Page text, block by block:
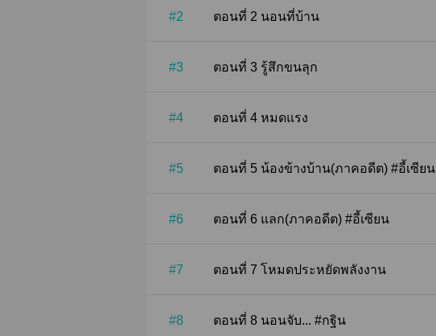
#2 ตอนที่ 2 นอนที่บ้าน
#3 ตอนที่ 3 รู้สึกขนลุก
#4 ตอนที่ 4 หมดแรง
#5 ตอนที่ 5 น้องข้างบ้าน(ภาคอดีต) #อี้เซียน
#6 ตอนที่ 6 แลก(ภาคอดีต) #อี้เซียน
#7 ตอนที่ 7 โหมดประหยัดพลังงาน
#8 ตอนที่ 8 นอนจับ... #กฐิน